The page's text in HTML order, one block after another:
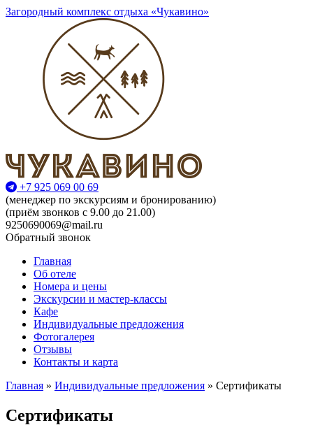
Загородный комплекс отдыха «Чукавино»
+7 925 069 00 69
(менеджер по экскурсиям и бронированию)
(приём звонков с 9.00 до 21.00)
9250690069@mail.ru
Обратный звонок
Главная
Об отеле
Номера и цены
Экскурсии и мастер-классы
Кафе
Индивидуальные предложения
Фотогалерея
Отзывы
Контакты и карта
Главная » Индивидуальные предложения » Сертификаты
Сертификаты